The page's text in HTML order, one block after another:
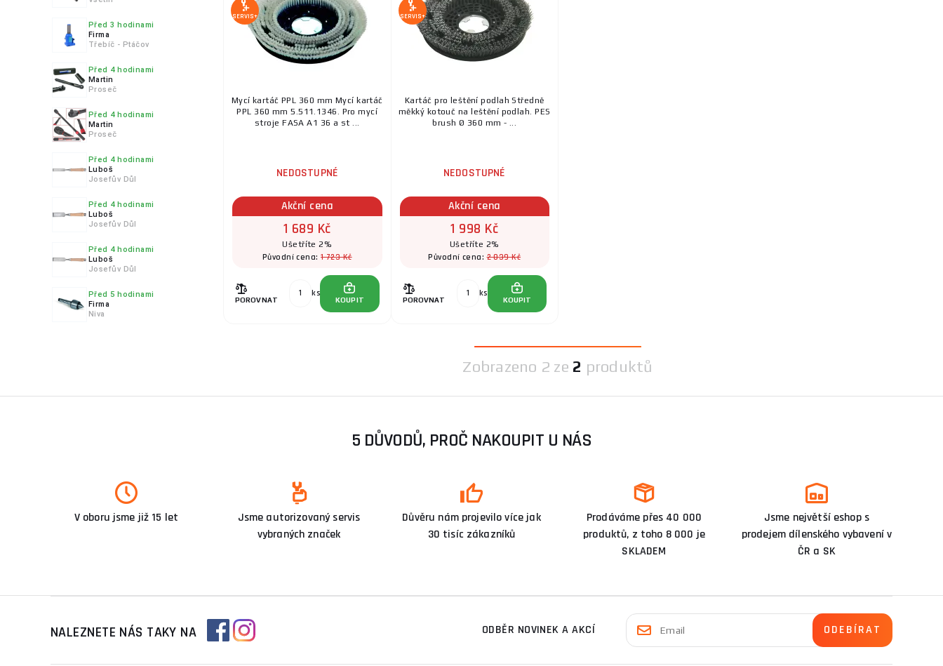
Před 3 hodinami
Firma
Třebíč - Ptáčov
Před 4 hodinami
Martin
Proseč
Před 4 hodinami
Martin
Proseč
Před 4 hodinami
Luboš
Josefův Důl
Před 4 hodinami
Luboš
Josefův Důl
Před 4 hodinami
Luboš
Josefův Důl
Před 5 hodinami
Firma
Niva
SERVIS+
Mycí kartáč PPL 360 mm Mycí kartáč
PPL 360 mm 5.511.1346. Pro mycí
stroje FASA A1 36 a st ...
NEDOSTUPNÉ
Akční cena
1 689 Kč
Ušetříte 2%
Původní cena:1 723 Kč
POROVNAT
ks
KOUPIT
SERVIS+
Kartáč pro leštění podlah Středně
měkký kotouč na leštění podlah. PES
brush Ø 360 mm - ...
NEDOSTUPNÉ
Akční cena
1 998 Kč
Ušetříte 2%
Původní cena:2 039 Kč
POROVNAT
ks
KOUPIT
Zobrazeno 2 ze 2 produktů
5 DŮVODŮ, PROČ NAKOUPIT U NÁS
V oboru jsme již 15 let
Jsme autorizovaný servis
vybraných značek
Důvěru nám projevilo více jak
30 tisíc zákazníků
Prodáváme přes 40 000
produktů, z toho 8 000 je
SKLADEM
Jsme největší eshop s
prodejem dílenského vybavení v
ČR a SK
NALEZNETE NÁS TAKY NA ODBĚR NOVINEK A AKCÍ